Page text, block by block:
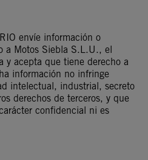
envíe información o
a Motos Siebla S.L.U., el
y acepta que tiene derecho a
información no infringe
intelectual, industrial, secreto
derechos de terceros, y que
confidencial ni es